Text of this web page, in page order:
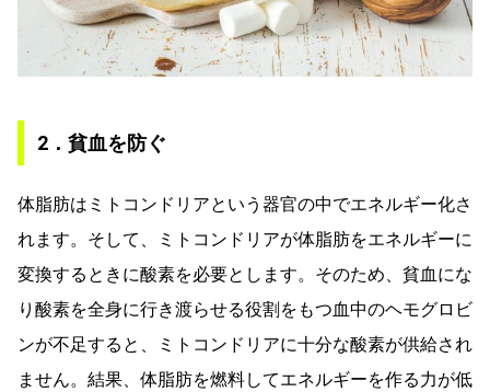
2．貧血を防ぐ
体脂肪はミトコンドリアという器官の中でエネルギー化さ
れます。そして、ミトコンドリアが体脂肪をエネルギーに
変換するときに酸素を必要とします。そのため、貧血にな
り酸素を全身に行き渡らせる役割をもつ血中のヘモグロビ
ンが不足すると、ミトコンドリアに十分な酸素が供給され
ません。結果、体脂肪を燃料してエネルギーを作る力が低